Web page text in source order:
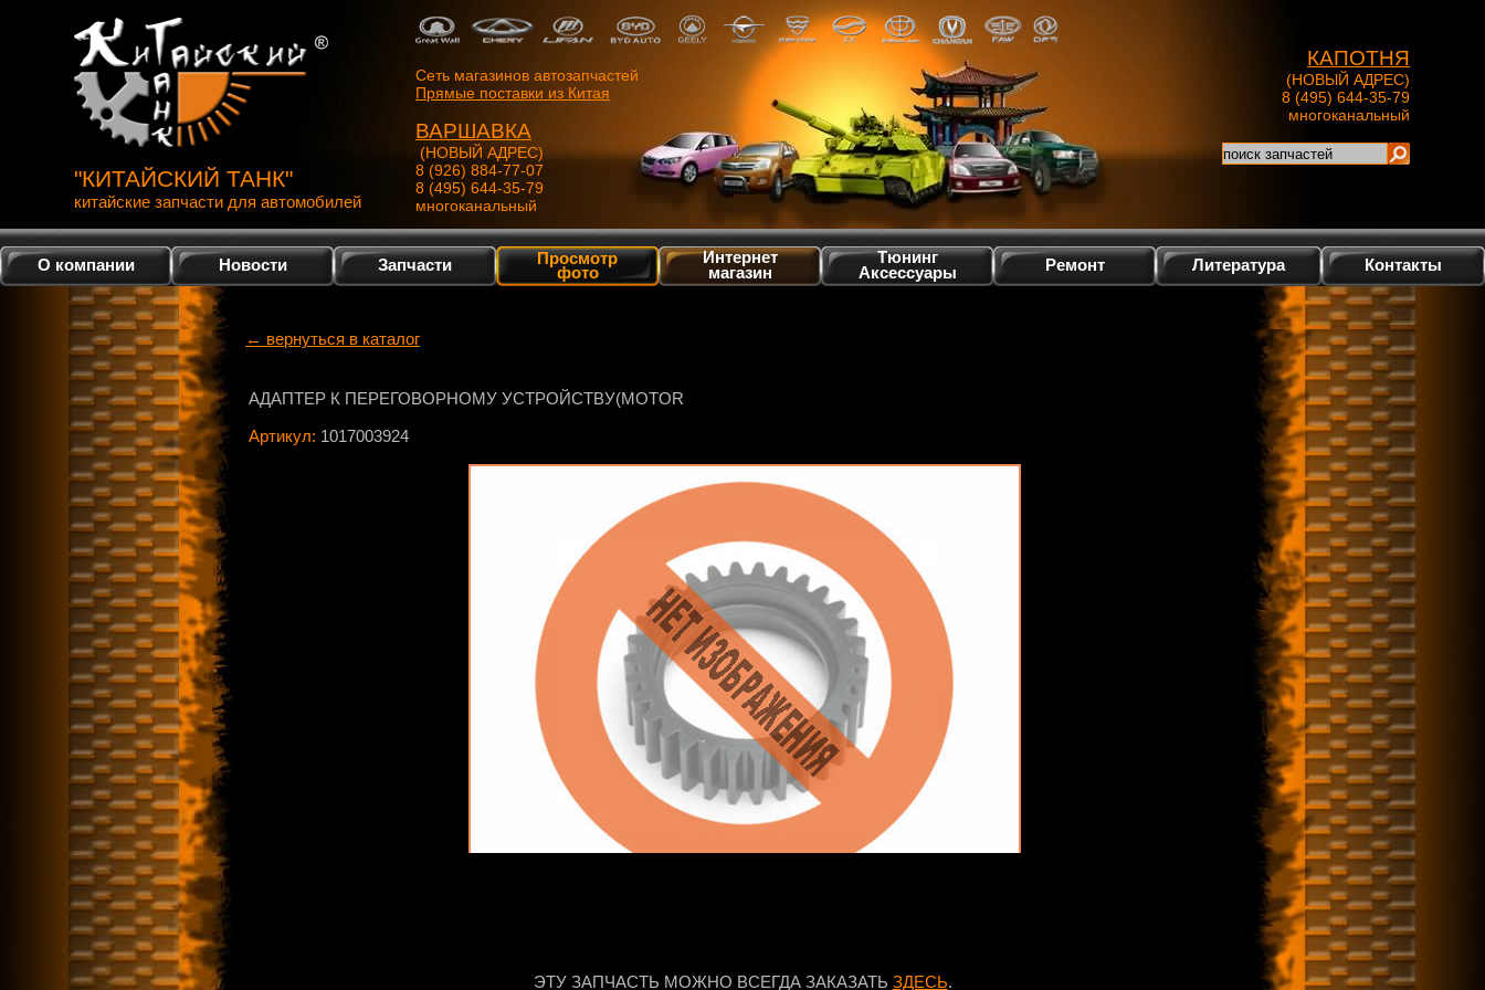
"КИТАЙСКИЙ ТАНК"
китайские запчасти для автомобилей
Сеть магазинов автозапчастей
Прямые поставки из Китая
ВАРШАВКА
(НОВЫЙ АДРЕС)
8 (926) 884-77-07
8 (495) 644-35-79
многоканальный
КАПОТНЯ
(НОВЫЙ АДРЕС)
8 (495) 644-35-79
многоканальный
О компании Новости Запчасти Просмотр
фото
Интернет
магазин
Тюнинг
Аксессуары
Ремонт Литература Контакты
← вернуться в каталог
АДАПТЕР К ПЕРЕГОВОРНОМУ УСТРОЙСТВУ(MOTOR
Артикул: 1017003924
ЭТУ ЗАПЧАСТЬ МОЖНО ВСЕГДА ЗАКАЗАТЬ ЗДЕСЬ.